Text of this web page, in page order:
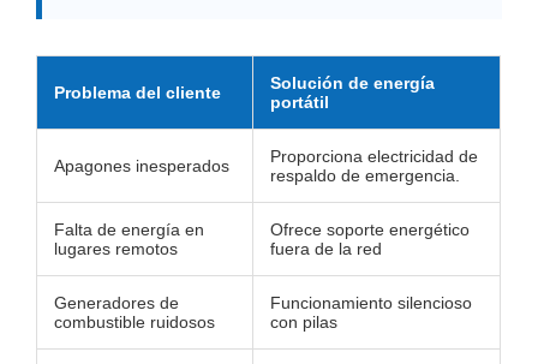
Problema del cliente
Solución de energía
portátil
Apagones inesperados
Proporciona electricidad de
respaldo de emergencia.
Falta de energía en
lugares remotos
Ofrece soporte energético
fuera de la red
Generadores de
combustible ruidosos
Funcionamiento silencioso
con pilas